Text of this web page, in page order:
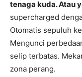
tenaga kuda. Atau
supercharged
Otomatis sepuluh
Mengunci
selip terbatas.
zona perang.